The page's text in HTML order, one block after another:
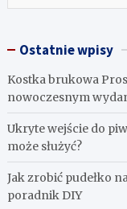
Ostatnie wpisy
Kostka brukowa
nowoczesnym
Ukryte wejście do
może służyć?
Jak zrobić pudełko
poradnik DIY